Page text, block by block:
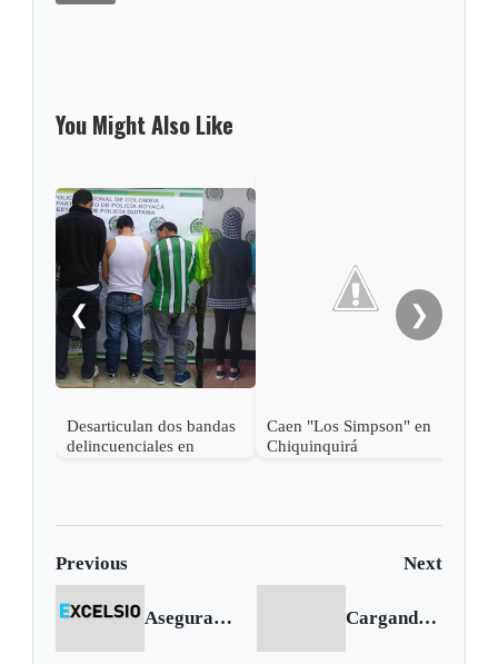
You Might Also Like
❮
Desarticulan dos bandas
delincuenciales en
Caen "Los Simpson" en
Chiquinquirá
❯
Previous Next
Aseguran a otras dos personas implicadas en secuestro de un menor muerto en cautiverio Cargando siguiente...